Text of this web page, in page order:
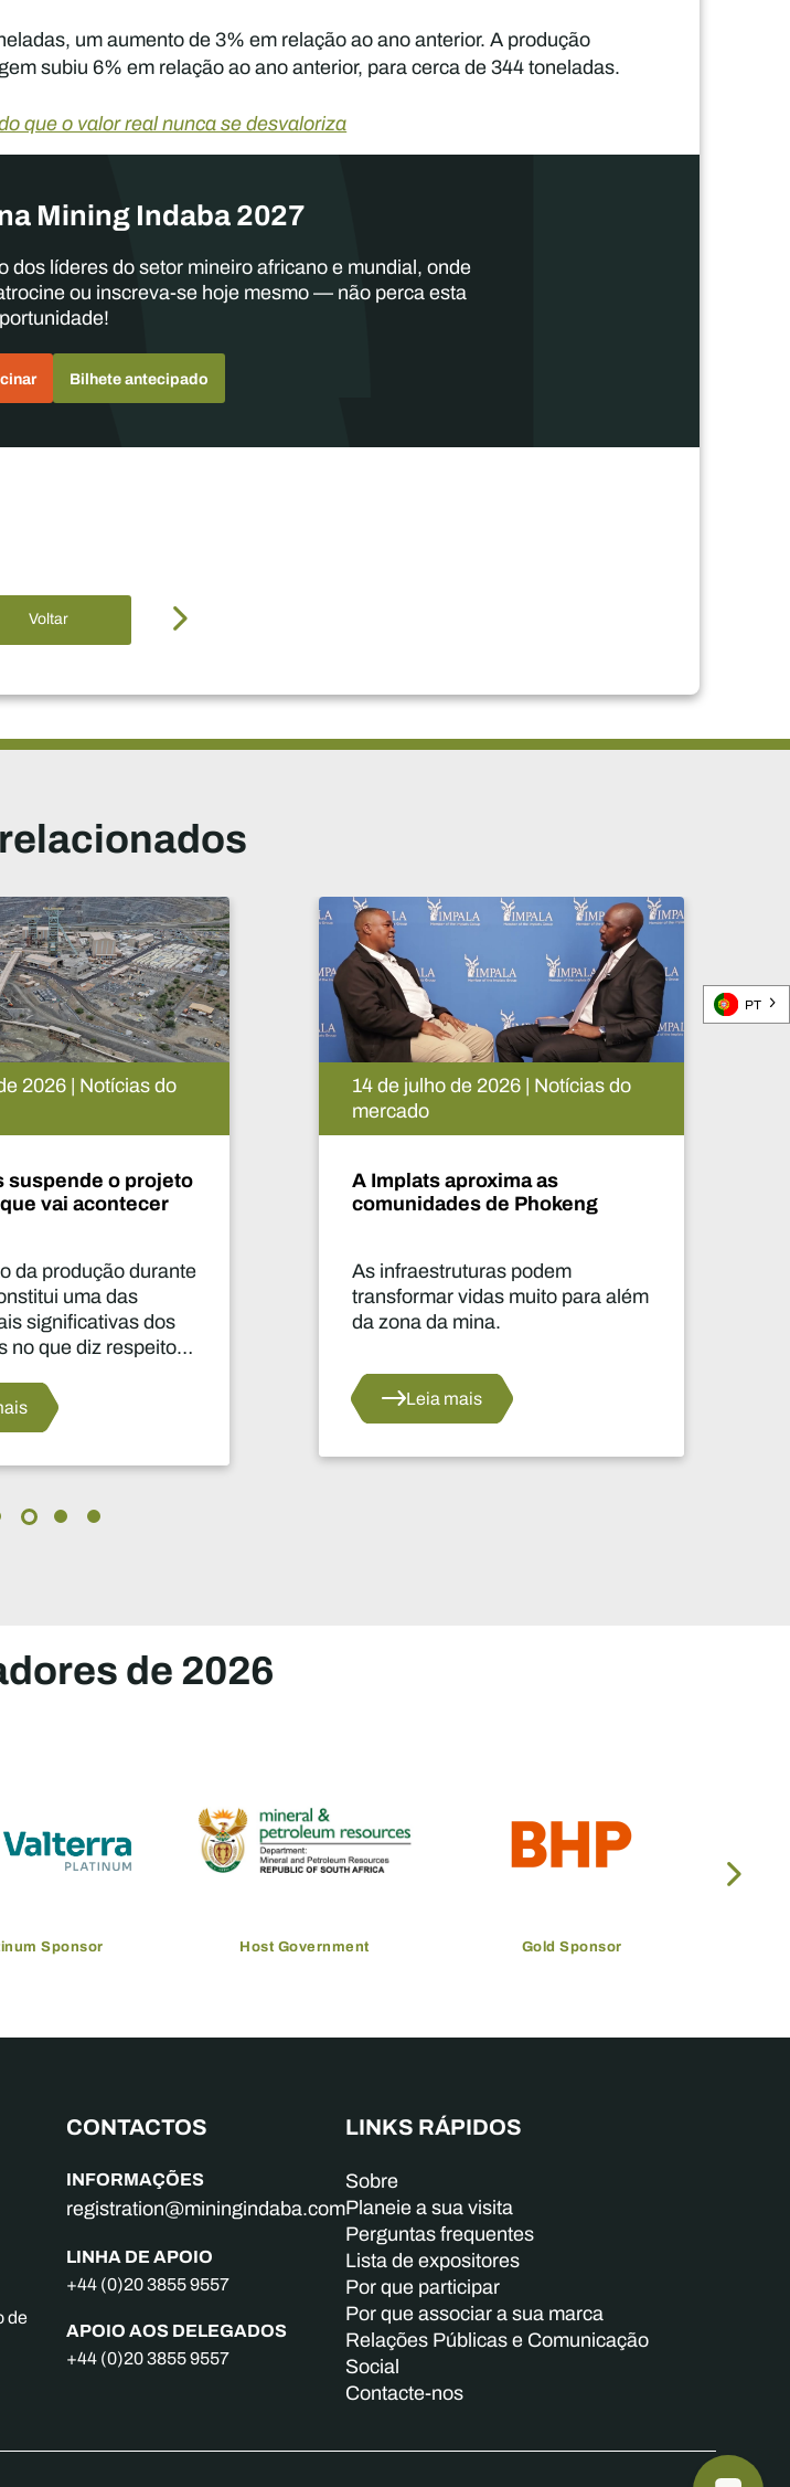
um aumento de 3% em relação ao ano anterior. A produção
subiu 6% em relação ao ano anterior, para cerca de 344 toneladas.
que o valor real nunca se desvaloriza
Mining Indaba 2027
líderes do setor mineiro africano e mundial, onde
ou inscreva-se hoje mesmo — não perca esta
Bilhete antecipado
Voltar
julho de 2026 | Notícias do
aproxima as
de Phokeng
podem
vidas muito para além
da mina.
Leia mais
05 de agosto de 2026 | Notícias do
mercado
A inteligência artificial e o
futuro da indústria mineira
Este relatório destaca as
inovações no domínio da
inteligência artificial (IA) e dos
aplicações no setor mineiro
africano.Leia mais
de 2026
Sponsor Host Government Gold Sponsor
de
CONTACTOS
INFORMAÇÕES
registration@miningindaba.com
LINHA DE APOIO
+44 (0)20 3855 9557
APOIO AOS DELEGADOS
+44 (0)20 3855 9557
LINKS RÁPIDOS
Sobre
Planeie a sua visita
Perguntas frequentes
Lista de expositores
Por que participar
Por que associar a sua marca
Relações Públicas e Comunicação
Social
Contacte-nos
PT